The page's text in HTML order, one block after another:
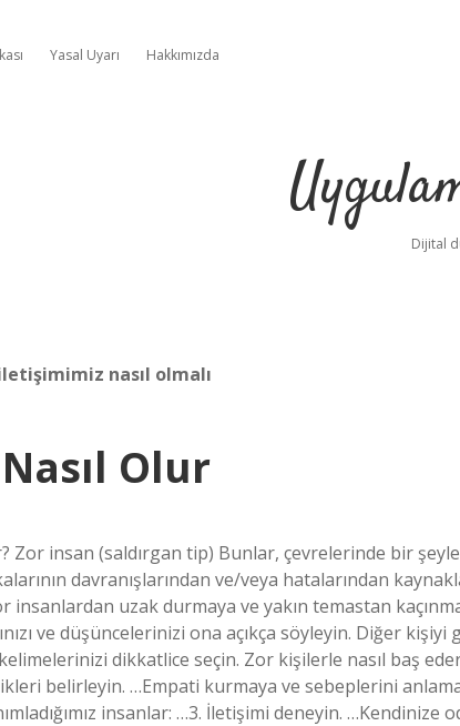
Yasal Uyarı Hakkımızda
Dijital
nasıl olmalı
Olur
Zor insan (saldırgan tip) Bunlar, çevrelerinde bir
davranışlarından ve/veya hatalarından
insanlardan uzak durmaya ve yakın temastan
ve düşüncelerinizi ona açıkça söyleyin. Diğer
dikkatlice seçin. Zor kişilerle nasıl baş
belirleyin. …Empati kurmaya ve sebeplerini
insanlar: …3. İletişimi deneyin. …Kendinize